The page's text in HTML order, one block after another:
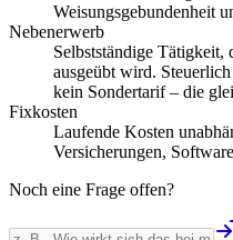
Weisungsgebundenheit
Nebenerwerb
Selbstständige Tätigkeit,
ausgeübt wird.
kein Sondertarif – die
Fixkosten
Laufende Kosten
Versicherungen,
Noch eine Frage offen?